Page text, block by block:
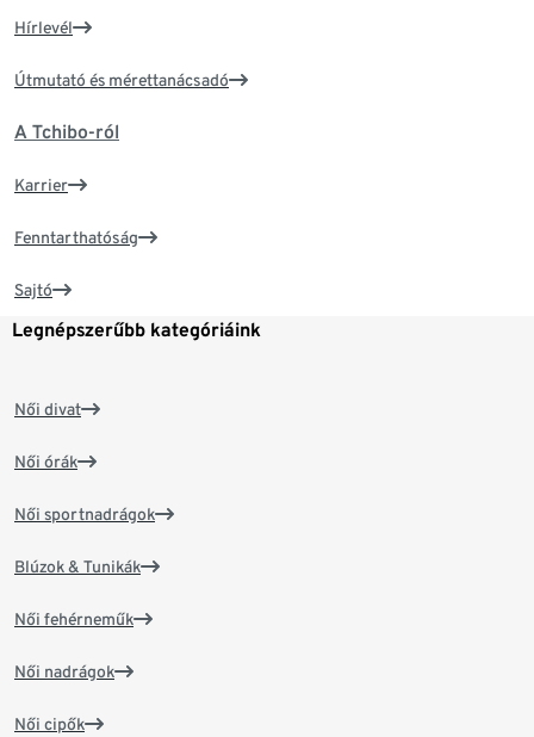
Hírlevél
Útmutató és mérettanácsadó
A Tchibo-ról
Karrier
Fenntarthatóság
Sajtó
Legnépszerűbb kategóriáink
Női divat
Női órák
Női sportnadrágok
Blúzok & Tunikák
Női fehérneműk
Női nadrágok
Női cipők